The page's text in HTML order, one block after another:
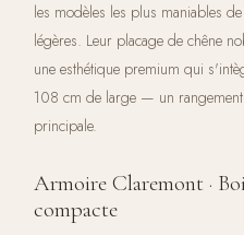
les modèles les plus maniables
légères. Leur placage de chêne
une esthétique premium qui
108 cm de large — un
principale.
Armoire Claremont ·
compacte